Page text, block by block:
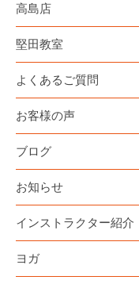
高島店
堅田教室
よくあるご質問
お客様の声
ブログ
お知らせ
インストラクター紹介
ヨガ